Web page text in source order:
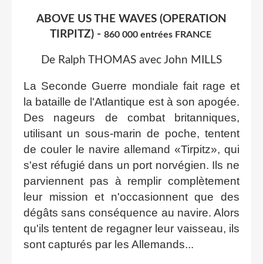
ABOVE US THE WAVES (OPERATION
TIRPITZ) - 860 000 entrées FRANCE
De Ralph THOMAS avec John MILLS
La Seconde Guerre mondiale fait rage et
la bataille de l'Atlantique est à son apogée.
Des nageurs de combat britanniques,
utilisant un sous-marin de poche, tentent
de couler le navire allemand «Tirpitz», qui
s'est réfugié dans un port norvégien. Ils ne
parviennent pas à remplir complètement
leur mission et n'occasionnent que des
dégâts sans conséquence au navire. Alors
qu'ils tentent de regagner leur vaisseau, ils
sont capturés par les Allemands...